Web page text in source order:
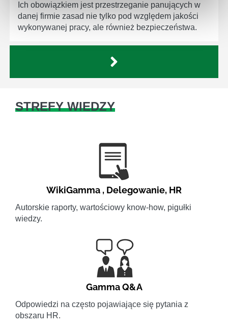
Ich obowiązkiem jest przestrzeganie panujących w
danej firmie zasad nie tylko pod względem jakości
wykonywanej pracy, ale również bezpieczeństwa.
STREFY WIEDZY
WikiGamma , Delegowanie, HR
Autorskie raporty, wartościowy know-how, pigułki
wiedzy.
Gamma Q&A
Odpowiedzi na często pojawiające się pytania z
obszaru HR.